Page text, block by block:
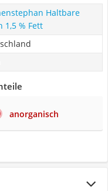
Haltbare
1,5 % Fett
anorganisch